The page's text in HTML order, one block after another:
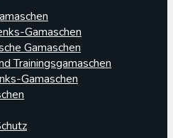
Gamaschen
Gamaschen
Trainingsgamaschen
Gamaschen